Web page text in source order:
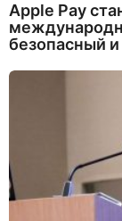
Apple Pay
безопасный